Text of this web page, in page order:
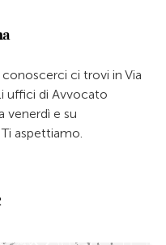
ci trovi in Via
uffici di Avvocato
venerdì e su
aspettiamo.